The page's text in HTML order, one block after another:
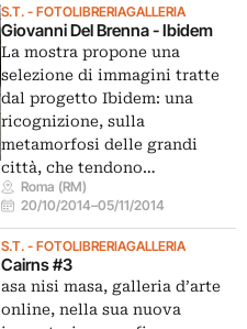
S.T. - FOTOLIBRERIAGALLERIA
Giovanni Del Brenna - Ibidem
La mostra propone una
selezione di immagini tratte
dal progetto Ibidem: una
ricognizione, sulla
metamorfosi delle grandi
città, che tendono…
Roma (RM)
20/10/2014–05/11/2014
S.T. - FOTOLIBRERIAGALLERIA
Cairns #3
asa nisi masa, galleria d’arte
online, nella sua nuova